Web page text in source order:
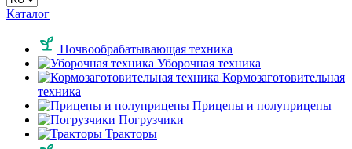
Каталог
Почвообрабатывающая техника
Уборочная техника
Кормозаготовительная
техника
Прицепы и полуприцепы
Погрузчики
Тракторы